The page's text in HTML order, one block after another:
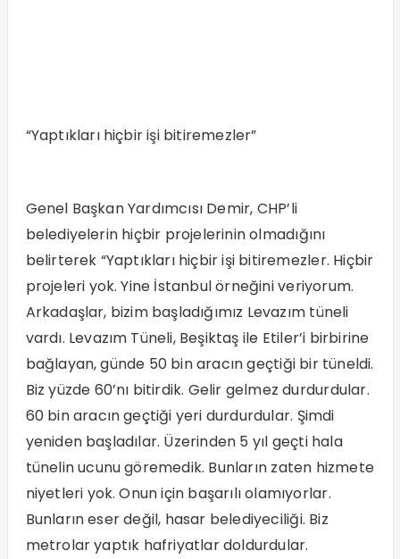
“Yaptıkları hiçbir işi bitiremezler”
Genel Başkan Yardımcısı Demir, CHP’li
belediyelerin hiçbir projelerinin olmadığını
belirterek “Yaptıkları hiçbir işi bitiremezler. Hiçbir
projeleri yok. Yine İstanbul örneğini veriyorum.
Arkadaşlar, bizim başladığımız Levazım tüneli
vardı. Levazım Tüneli, Beşiktaş ile Etiler’i birbirine
bağlayan, günde 50 bin aracın geçtiği bir tüneldi.
Biz yüzde 60’nı bitirdik. Gelir gelmez durdurdular.
60 bin aracın geçtiği yeri durdurdular. Şimdi
yeniden başladılar. Üzerinden 5 yıl geçti hala
tünelin ucunu göremedik. Bunların zaten hizmete
niyetleri yok. Onun için başarılı olamıyorlar.
Bunların eser değil, hasar belediyeciliği. Biz
metrolar yaptık hafriyatlar doldurdular.